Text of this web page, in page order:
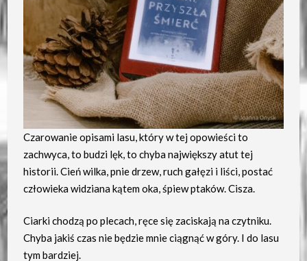
Czarowanie opisami lasu, który w tej opowieści to
zachwyca, to budzi lęk, to chyba największy atut tej
historii. Cień wilka, pnie drzew, ruch gałęzi i liści, postać
człowieka widziana kątem oka, śpiew ptaków. Cisza.
Ciarki chodzą po plecach, ręce się zaciskają na czytniku.
Chyba jakiś czas nie będzie mnie ciągnąć w góry. I do lasu
tym bardziej.